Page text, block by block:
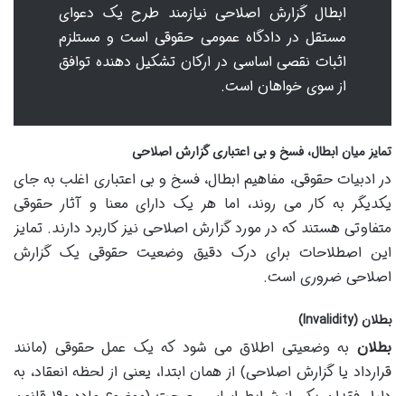
ابطال گزارش اصلاحی نیازمند طرح یک دعوای
مستقل در دادگاه عمومی حقوقی است و مستلزم
اثبات نقصی اساسی در ارکان تشکیل دهنده توافق
از سوی خواهان است.
تمایز میان ابطال، فسخ و بی اعتباری گزارش اصلاحی
در ادبیات حقوقی، مفاهیم ابطال، فسخ و بی اعتباری اغلب به جای
یکدیگر به کار می روند، اما هر یک دارای معنا و آثار حقوقی
متفاوتی هستند که در مورد گزارش اصلاحی نیز کاربرد دارند. تمایز
این اصطلاحات برای درک دقیق وضعیت حقوقی یک گزارش
اصلاحی ضروری است.
بطلان (Invalidity)
بطلان به وضعیتی اطلاق می شود که یک عمل حقوقی (مانند
قرارداد یا گزارش اصلاحی) از همان ابتدا، یعنی از لحظه انعقاد، به